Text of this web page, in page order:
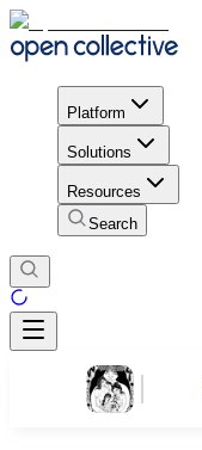
Platform
Solutions
Resources
Search